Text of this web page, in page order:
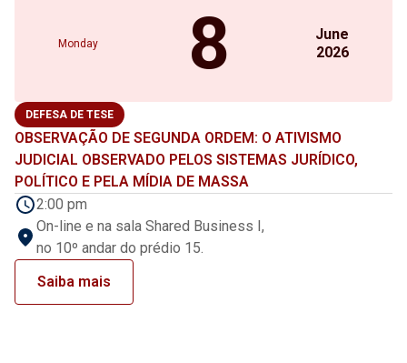
Monday 8
June
2026
DEFESA DE TESE
OBSERVAÇÃO DE SEGUNDA ORDEM: O ATIVISMO
JUDICIAL OBSERVADO PELOS SISTEMAS JURÍDICO,
POLÍTICO E PELA MÍDIA DE MASSA
2:00 pm
On-line e na sala Shared Business I,
no 10º andar do prédio 15.
Saiba mais